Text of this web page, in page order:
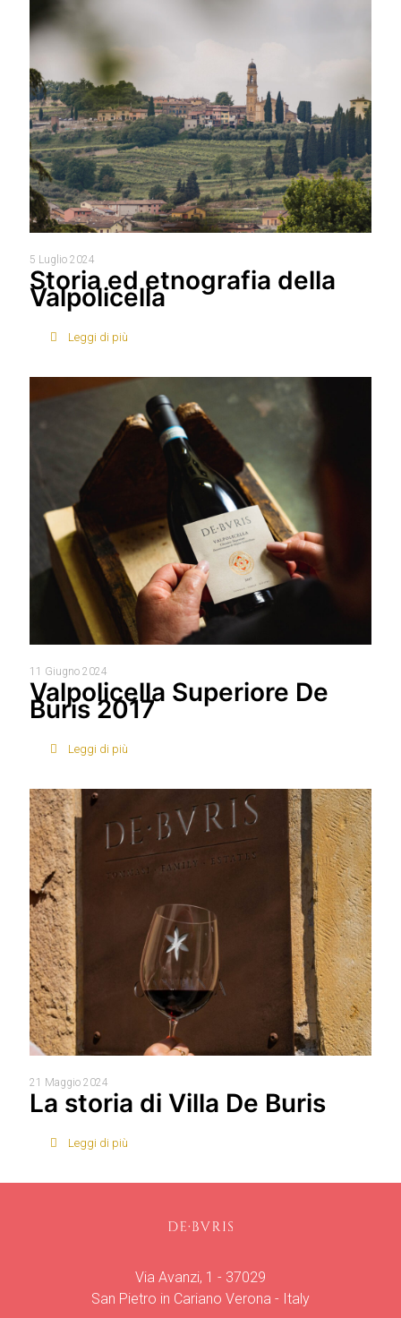
5 Luglio 2024
Storia ed etnografia della
Valpolicella
Leggi di più
11 Giugno 2024
Valpolicella Superiore De
Buris 2017
Leggi di più
21 Maggio 2024
La storia di Villa De Buris
Leggi di più
Via Avanzi, 1 - 37029
San Pietro in Cariano Verona - Italy